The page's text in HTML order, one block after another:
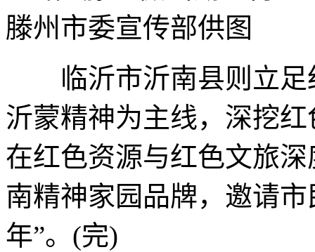
滕州市委宣传部供图
临沂市沂南县则立足
沂蒙精神为主线，深挖
在红色资源与红色文旅
南精神家园品牌，邀请
年”。(完)